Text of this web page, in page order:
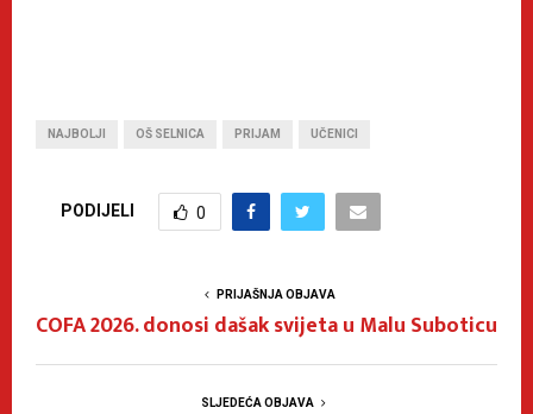
NAJBOLJI OŠ SELNICA PRIJAM UČENICI
PODIJELI 0
PRIJAŠNJA OBJAVA
COFA 2026. donosi dašak svijeta u Malu Suboticu
SLJEDEĆA OBJAVA